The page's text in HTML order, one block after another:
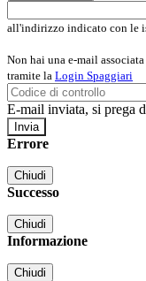
all'indirizzo indicato con le
Non hai una e-mail
tramite la Login Spaggiari
E-mail inviata, si prega
Errore
Chiudi
Successo
Chiudi
Informazione
Chiudi